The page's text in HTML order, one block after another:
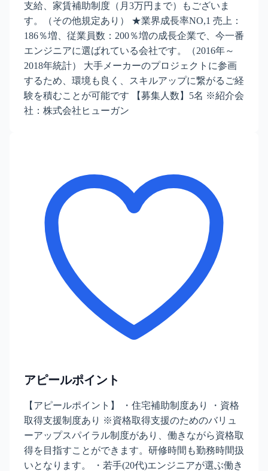
支給、家賃補助制度（月3万円まで）もございま
す。（その他規定あり） ★業界成長率NO,1 売上：
186％増、従業員数：200％増の成長企業で、今一番
エンジニアに選ばれている会社です。（2016年～
2018年統計） 大手メーカーのプロジェクトに参画
するため、環境も良く、スキルアップに繋がるご経
験を積むことが可能です 【募集人数】5名 ※紹介会
社：株式会社ヒューガン
アピールポイント
【アピールポイント】 ・住宅補助制度あり ・資格
取得支援制度あり ※資格取得支援のためのバリュ
ーアップスパイラル制度があり、働きながら資格取
得を目指すことができます。研修時間も勤務時間扱
いとなります。 ・若手(20代)エンジニアが選ぶ働き